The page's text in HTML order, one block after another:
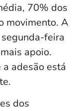
70% dos
movimento. A
feira
apoio.
adesão está
dos